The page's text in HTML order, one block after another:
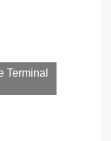
Terminal